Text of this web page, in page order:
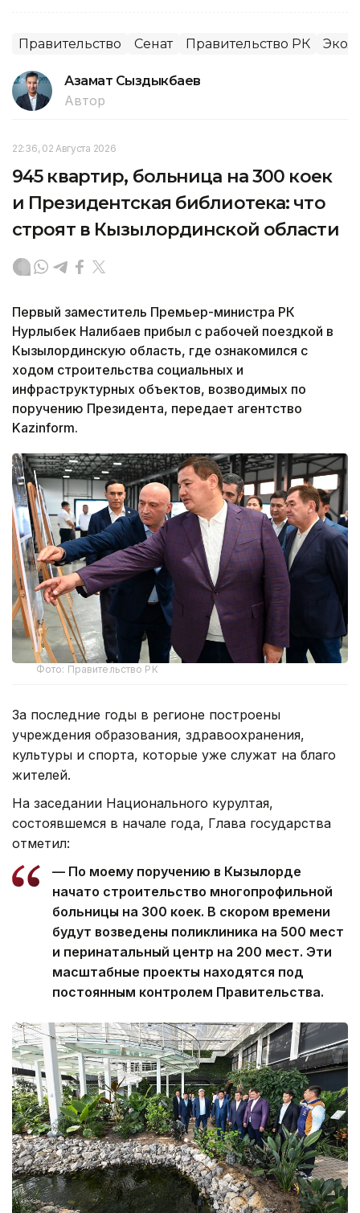
Правительство Сенат Правительство РК
Азамат Сыздыкбаев
Автор
22:36, 02 Августа 2026
945 квартир, больница на 300 коек
и Президентская библиотека: что
строят в Кызылординской области
Первый заместитель Премьер-министра РК
Нурлыбек Налибаев прибыл с рабочей поездкой в
Кызылординскую область, где ознакомился с
ходом строительства социальных и
инфраструктурных объектов, возводимых по
поручению Президента, передает агентство
Kazinform.
Фото: Правительство РК
За последние годы в регионе построены
учреждения образования, здравоохранения,
культуры и спорта, которые уже служат на благо
жителей.
На заседании Национального курултая,
состоявшемся в начале года, Глава государства
отметил:
— По моему поручению в Кызылорде
начато строительство многопрофильной
больницы на 300 коек. В скором времени
будут возведены поликлиника на 500 мест
и перинатальный центр на 200 мест. Эти
масштабные проекты находятся под
постоянным контролем Правительства.